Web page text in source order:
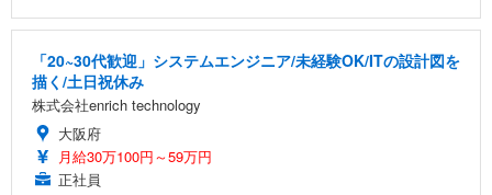
「20~30代歓迎」システムエンジニア/未経験OK/ITの設計図を
描く/土日祝休み
株式会社enrich technology
大阪府
月給30万100円～59万円
正社員